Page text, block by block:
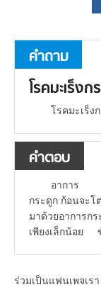
คำถาม
โรคมะเร็ง
โรคมะเร็ง
คำตอบ
อาการ จ
กระดูก ก้อนจะโ
มาด้วยอาการก
เพียงเล็กน้อย
ร่วมเป็นแฟนเพจเร